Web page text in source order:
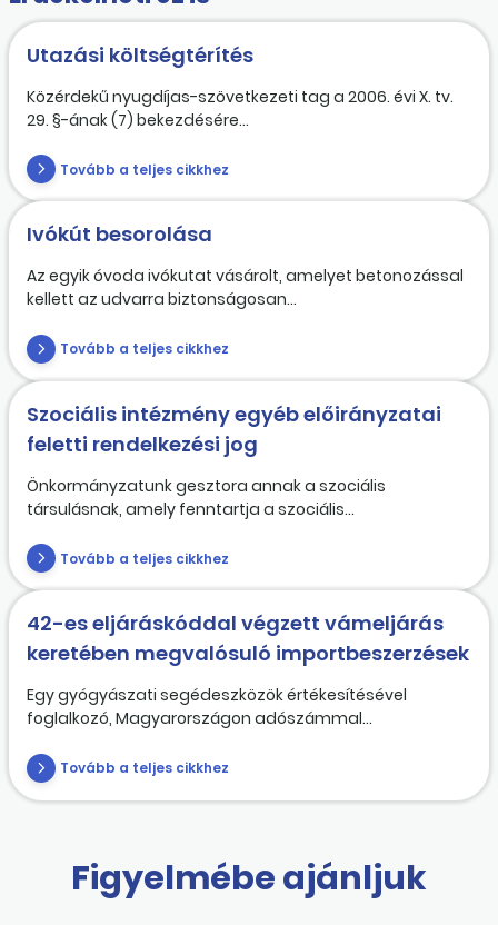
Utazási költségtérítés
Közérdekű nyugdíjas-szövetkezeti tag a 2006. évi X. tv.
29. §-ának (7) bekezdésére...
Tovább a teljes cikkhez
Ivókút besorolása
Az egyik óvoda ivókutat vásárolt, amelyet betonozással
kellett az udvarra biztonságosan...
Tovább a teljes cikkhez
Szociális intézmény egyéb előirányzatai
feletti rendelkezési jog
Önkormányzatunk gesztora annak a szociális
társulásnak, amely fenntartja a szociális...
Tovább a teljes cikkhez
42-es eljáráskóddal végzett vámeljárás
keretében megvalósuló importbeszerzések
Egy gyógyászati segédeszközök értékesítésével
foglalkozó, Magyarországon adószámmal...
Tovább a teljes cikkhez
Figyelmébe ajánljuk